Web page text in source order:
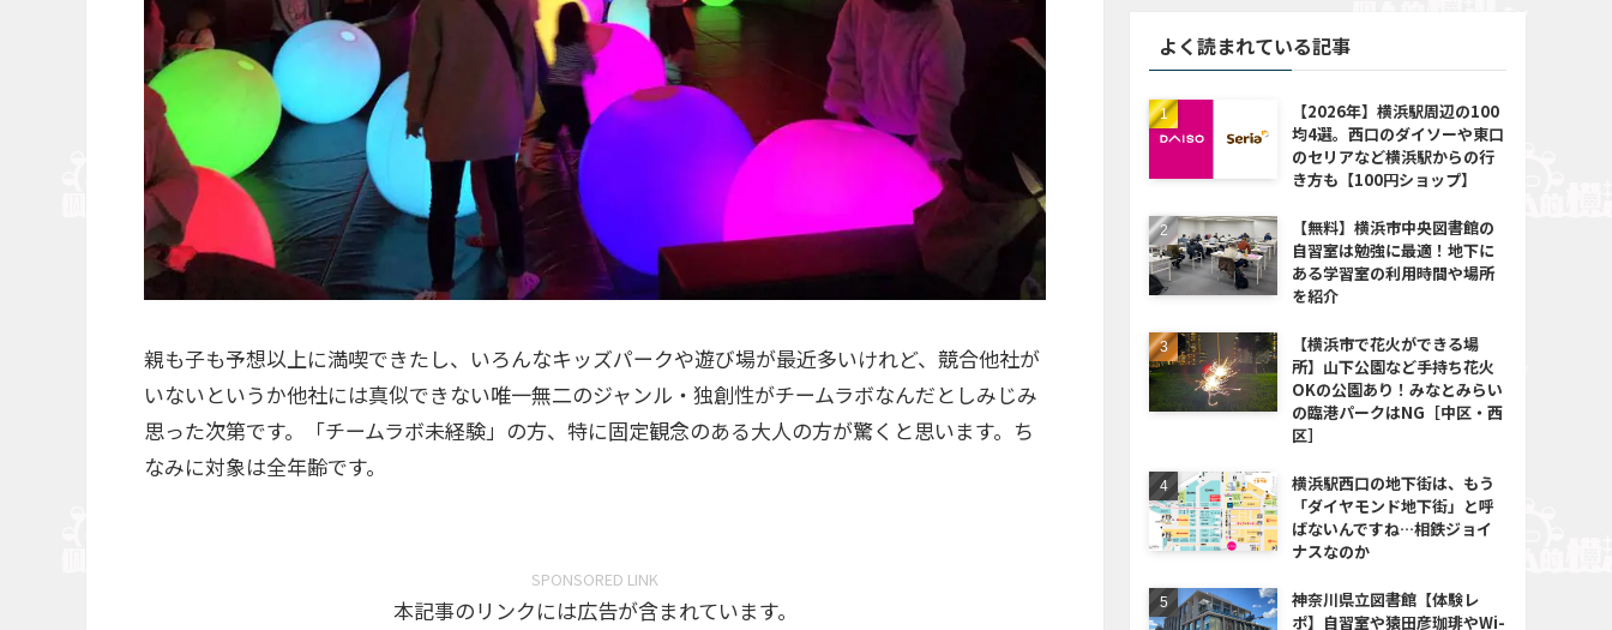
親も子も予想以上に満喫できたし、いろんなキッズパークや遊び場が最近多いけれど、競合他社が
いないというか他社には真似できない唯一無二のジャンル・独創性がチームラボなんだとしみじみ
思った次第です。「チームラボ未経験」の方、特に固定観念のある大人の方が驚くと思います。ち
なみに対象は全年齢です。
SPONSORED LINK
本記事のリンクには広告が含まれています。
よく読まれている記事
【2026年】横浜駅周辺の100
均4選。西口のダイソーや東口
のセリアなど横浜駅からの行
き方も【100円ショップ】
【無料】横浜市中央図書館の
自習室は勉強に最適！地下に
ある学習室の利用時間や場所
を紹介
【横浜市で花火ができる場
所】山下公園など手持ち花火
OKの公園あり！みなとみらい
の臨港パークはNG［中区・西
区］
横浜駅西口の地下街は、もう
「ダイヤモンド地下街」と呼
ばないんですね…相鉄ジョイ
ナスなのか
神奈川県立図書館【体験レ
ポ】自習室や猿田彦珈琲やWi-